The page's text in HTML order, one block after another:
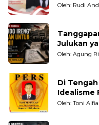
Oleh: Rudi
Julukan yang tidak Adil untuk
Pengamat
Oleh: Agung
Di
Idealisme
Oleh: Toni